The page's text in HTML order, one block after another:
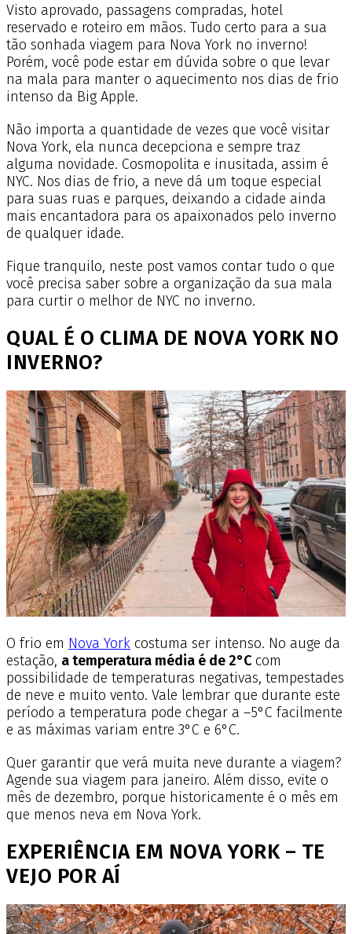
Visto aprovado, passagens compradas, hotel
reservado e roteiro em mãos. Tudo certo para a sua
tão sonhada viagem para Nova York no inverno!
Porém, você pode estar em dúvida sobre o que levar
na mala para manter o aquecimento nos dias de frio
intenso da Big Apple.
Não importa a quantidade de vezes que você visitar
Nova York, ela nunca decepciona e sempre traz
alguma novidade. Cosmopolita e inusitada, assim é
NYC. Nos dias de frio, a neve dá um toque especial
para suas ruas e parques, deixando a cidade ainda
mais encantadora para os apaixonados pelo inverno
de qualquer idade.
Fique tranquilo, neste post vamos contar tudo o que
você precisa saber sobre a organização da sua mala
para curtir o melhor de NYC no inverno.
QUAL É O CLIMA DE NOVA YORK NO
INVERNO?
O frio em Nova York costuma ser intenso. No auge da
estação, a temperatura média é de 2°C com
possibilidade de temperaturas negativas, tempestades
de neve e muito vento. Vale lembrar que durante este
período a temperatura pode chegar a –5°C facilmente
e as máximas variam entre 3°C e 6°C.
Quer garantir que verá muita neve durante a viagem?
Agende sua viagem para janeiro. Além disso, evite o
mês de dezembro, porque historicamente é o mês em
que menos neva em Nova York.
EXPERIÊNCIA EM NOVA YORK – TE
VEJO POR AÍ